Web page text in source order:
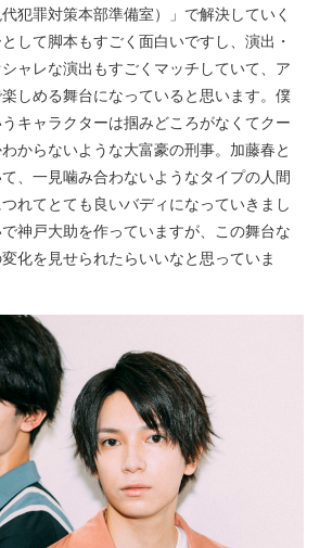
犯罪対策本部準備室）」で解決していく
して脚本もすごく面白いですし、演出・
ャレな演出もすごくマッチしていて、ア
しめる舞台になっていると思います。僕
キャラクターは掴みどころがなくてクー
からないような大富豪の刑事。加藤春と
、一見噛み合わないようなタイプの人間
れてとても良いバディになっていきまし
神戸大助を作っていますが、この舞台な
化を見せられたらいいなと思っていま